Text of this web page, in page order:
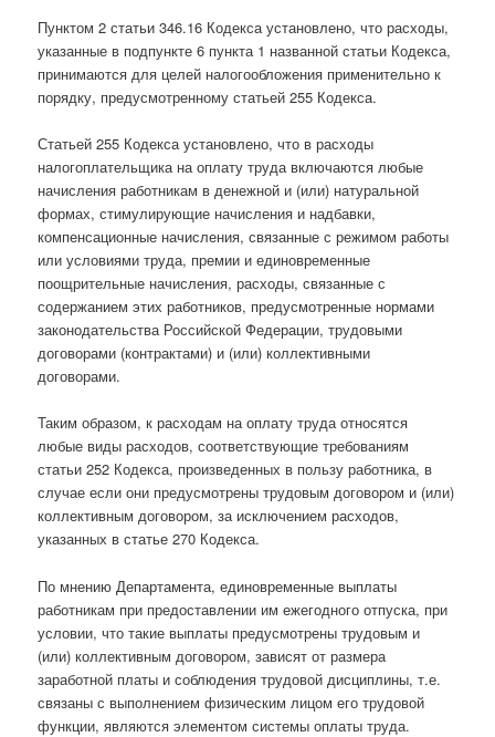
Пунктом 2 статьи 346.16 Кодекса установлено, что расходы,
указанные в подпункте 6 пункта 1 названной статьи Кодекса,
принимаются для целей налогообложения применительно к
порядку, предусмотренному статьей 255 Кодекса.
Статьей 255 Кодекса установлено, что в расходы
налогоплательщика на оплату труда включаются любые
начисления работникам в денежной и (или) натуральной
формах, стимулирующие начисления и надбавки,
компенсационные начисления, связанные с режимом работы
или условиями труда, премии и единовременные
поощрительные начисления, расходы, связанные с
содержанием этих работников, предусмотренные нормами
законодательства Российской Федерации, трудовыми
договорами (контрактами) и (или) коллективными
договорами.
Таким образом, к расходам на оплату труда относятся
любые виды расходов, соответствующие требованиям
статьи 252 Кодекса, произведенных в пользу работника, в
случае если они предусмотрены трудовым договором и (или)
коллективным договором, за исключением расходов,
указанных в статье 270 Кодекса.
По мнению Департамента, единовременные выплаты
работникам при предоставлении им ежегодного отпуска, при
условии, что такие выплаты предусмотрены трудовым и
(или) коллективным договором, зависят от размера
заработной платы и соблюдения трудовой дисциплины, т.е.
связаны с выполнением физическим лицом его трудовой
функции, являются элементом системы оплаты труда.